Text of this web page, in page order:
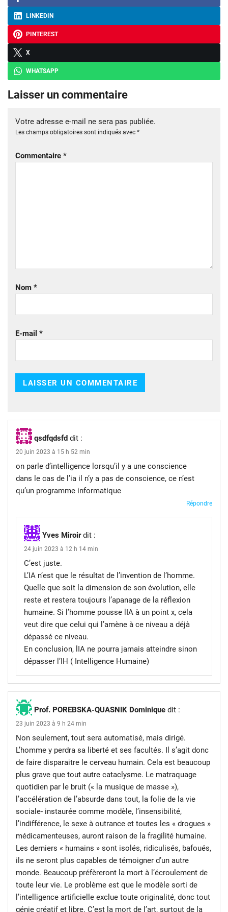
LINKEDIN
PINTEREST
X
WHATSAPP
Laisser un commentaire
Votre adresse e-mail ne sera pas publiée.
Les champs obligatoires sont indiqués avec *
Commentaire *
Nom *
E-mail *
qsdfqdsfd dit :
20 juin 2023 à 15 h 52 min
on parle d’intelligence lorsqu’il y a une conscience
dans le cas de l’ia il n’y a pas de conscience, ce n’est
qu’un programme informatique
Répondre
Yves Miroir dit :
24 juin 2023 à 12 h 14 min
C’est juste.
L’IA n’est que le résultat de l’invention de l’homme.
Quelle que soit la dimension de son évolution, elle
reste et restera toujours l’apanage de la réflexion
humaine. Si l’homme pousse lIA à un point x, cela
veut dire que celui qui l’amène à ce niveau a déjà
dépassé ce niveau.
En conclusion, lIA ne pourra jamais atteindre sinon
dépasser l’IH ( Intelligence Humaine)
Prof. POREBSKA-QUASNIK Dominique dit :
23 juin 2023 à 9 h 24 min
Non seulement, tout sera automatisé, mais dirigé.
L’homme y perdra sa liberté et ses facultés. Il s’agit donc
de faire disparaitre le cerveau humain. Cela est beaucoup
plus grave que tout autre cataclysme. Le matraquage
quotidien par le bruit (« la musique de masse »),
l’accélération de l’absurde dans tout, la folie de la vie
sociale- instaurée comme modèle, l’insensibilité,
l’indifférence, le sexe à outrance et toutes les « drogues »
médicamenteuses, auront raison de la fragilité humaine.
Les derniers « humains » sont isolés, ridiculisés, bafoués,
ils ne seront plus capables de témoigner d’un autre
monde. Beaucoup préfèreront la mort à l’écroulement de
toute leur vie. Le problème est que le modèle sorti de
l’intelligence artificielle exclue toute originalité, donc tout
génie créatif et libre. C’est la mort de l’art, surtout de la